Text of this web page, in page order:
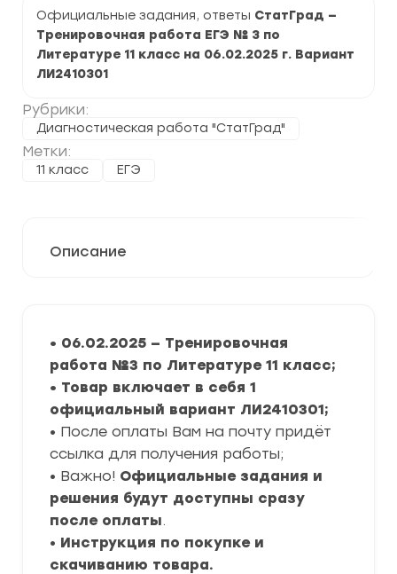
Официальные задания, ответы СтатГрад —
Тренировочная работа ЕГЭ № 3 по
Литературе 11 класс на 06.02.2025 г. Вариант
ЛИ2410301
Рубрики:
Диагностическая работа "СтатГрад"
Метки:
11 класс ЕГЭ
задания
и
ответы
Описание
• 06.02.2025 — Тренировочная
работа №3 по Литературе 11 класс;
• Товар включает в себя 1
официальный вариант ЛИ2410301;
• После оплаты Вам на почту придёт
ссылка для получения работы;
• Важно! Официальные задания и
решения будут доступны сразу
после оплаты.
• Инструкция по покупке и
скачиванию товара.